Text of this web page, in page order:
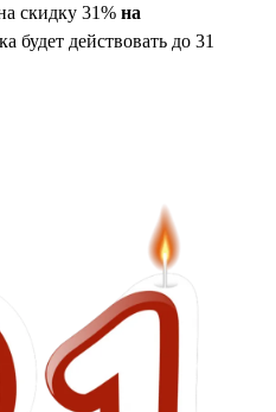
скидку 31% на
будет действовать до 31